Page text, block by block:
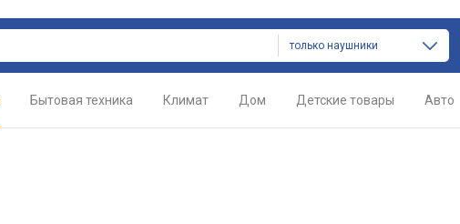
только наушники
Бытовая техника Климат Дом Детские товары Авто